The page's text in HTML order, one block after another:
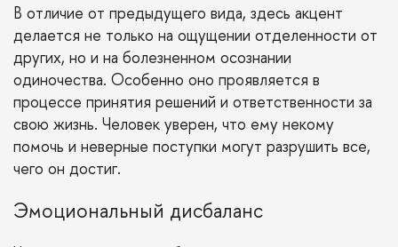
В отличие от предыдущего вида, здесь акцент
делается не только на ощущении отделенности от
других, но и на болезненном осознании
одиночества. Особенно оно проявляется в
процессе принятия решений и ответственности за
свою жизнь. Человек уверен, что ему некому
помочь и неверные поступки могут разрушить все,
чего он достиг.
Эмоциональный дисбаланс